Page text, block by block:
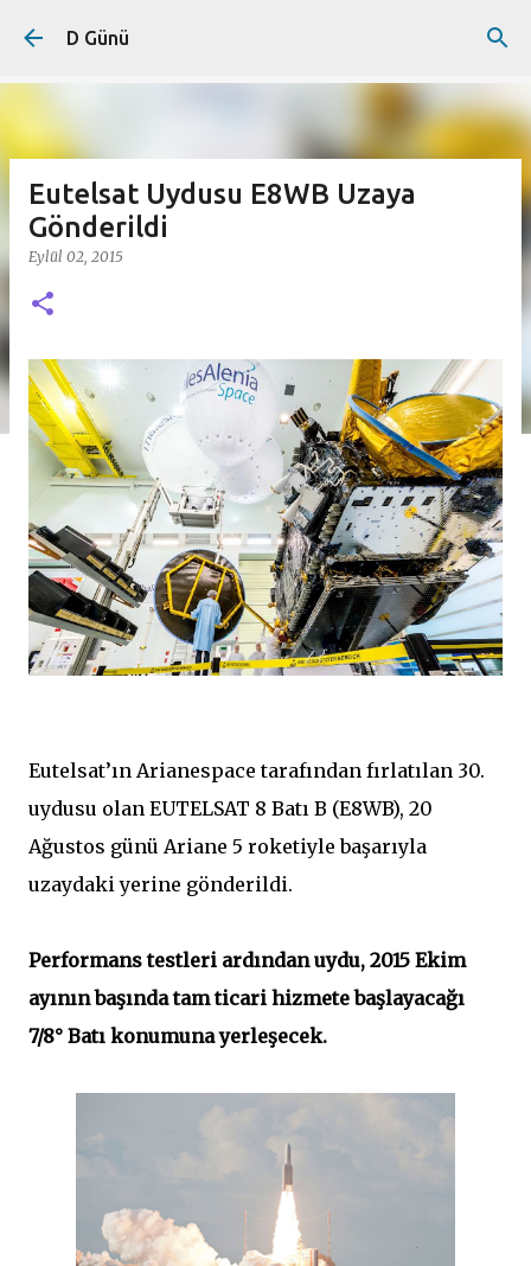
D Günü
Eutelsat Uydusu E8WB Uzaya
Gönderildi
Eylül 02, 2015
Eutelsat’ın Arianespace tarafından fırlatılan 30.
uydusu olan EUTELSAT 8 Batı B (E8WB), 20
Ağustos günü Ariane 5 roketiyle başarıyla
uzaydaki yerine gönderildi.
Performans testleri ardından uydu, 2015 Ekim
ayının başında tam ticari hizmete başlayacağı
7/8° Batı konumuna yerleşecek.